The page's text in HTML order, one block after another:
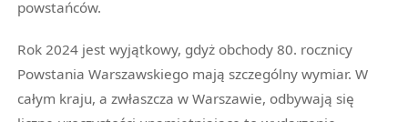
powstańców.
Rok 2024 jest wyjątkowy, gdyż obchody 80. rocznicy
Powstania Warszawskiego mają szczególny wymiar. W
całym kraju, a zwłaszcza w Warszawie, odbywają się